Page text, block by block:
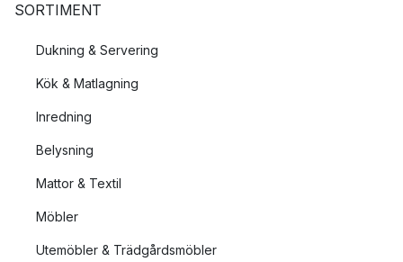
SORTIMENT
Dukning & Servering
Kök & Matlagning
Inredning
Belysning
Mattor & Textil
Möbler
Utemöbler & Trädgårdsmöbler